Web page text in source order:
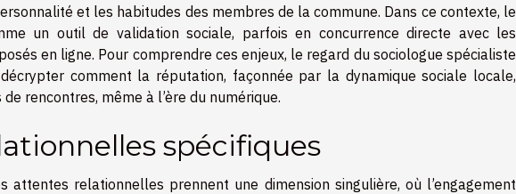
et les habitudes des membres de la commune. Dans ce contexte, le
un outil de validation sociale, parfois en concurrence directe avec les
en ligne. Pour comprendre ces enjeux, le regard du sociologue spécialiste
comment la réputation, façonnée par la dynamique sociale locale,
rencontres, même à l’ère du numérique.
spécifiques
attentes relationnelles prennent une dimension singulière, où l’engagement